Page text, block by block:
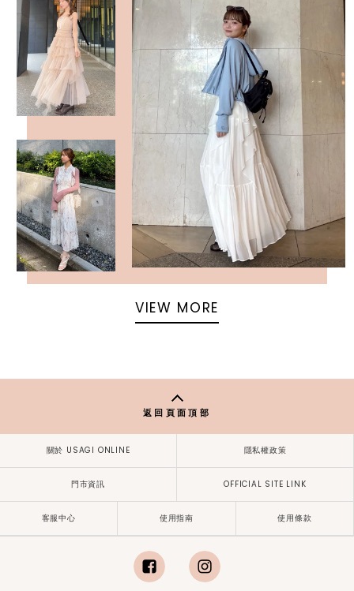
VIEW MORE
返回頁面頂部
關於 USAGI ONLINE 隱私權政策
門市資訊 OFFICIAL SITE LINK
客服中心 使用指南 使用條款